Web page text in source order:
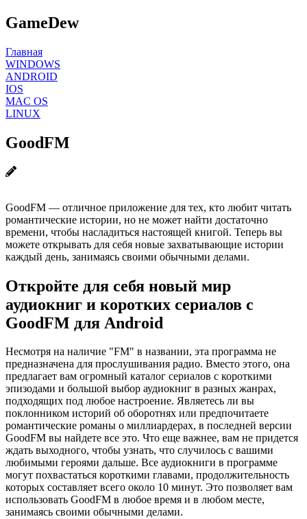
GameDew
Главная
WINDOWS
ANDROID
IOS
MAC OS
LINUX
GoodFM
GoodFM — отличное приложение для тех, кто любит читать
романтические истории, но не может найти достаточно
времени, чтобы насладиться настоящей книгой. Теперь вы
можете открывать для себя новые захватывающие истории
каждый день, занимаясь своими обычными делами.
Откройте для себя новый мир
аудиокниг и коротких сериалов с
GoodFM для Android
Несмотря на наличие "FM" в названии, эта программа не
предназначена для прослушивания радио. Вместо этого, она
предлагает вам огромный каталог сериалов с короткими
эпизодами и большой выбор аудиокниг в разных жанрах,
подходящих под любое настроение. Являетесь ли вы
поклонником историй об оборотнях или предпочитаете
романтические романы о миллиардерах, в последней версии
GoodFM вы найдете все это. Что еще важнее, вам не придется
ждать выходного, чтобы узнать, что случилось с вашими
любимыми героями дальше. Все аудиокниги в программе
могут похвастаться короткими главами, продолжительность
которых составляет всего около 10 минут. Это позволяет вам
использовать GoodFM в любое время и в любом месте,
занимаясь своими обычными делами.